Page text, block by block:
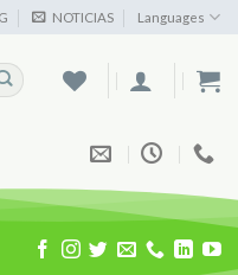
NOTICIAS Languages